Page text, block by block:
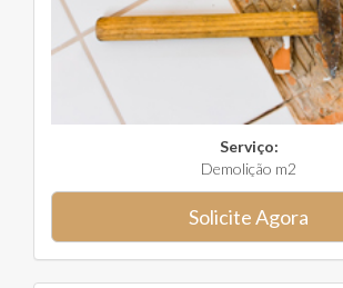
Serviço:
Demolição m2
Solicite Agora